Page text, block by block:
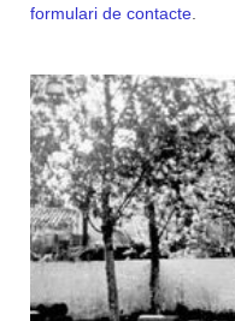
formulari de contacte.